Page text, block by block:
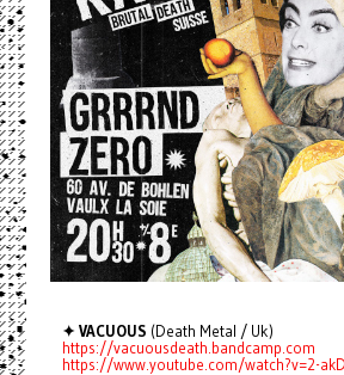
✦ VACUOUS (Death Metal / Uk)
https://vacuousdeath.bandcamp.com
https://www.youtube.com/watch?v=2-